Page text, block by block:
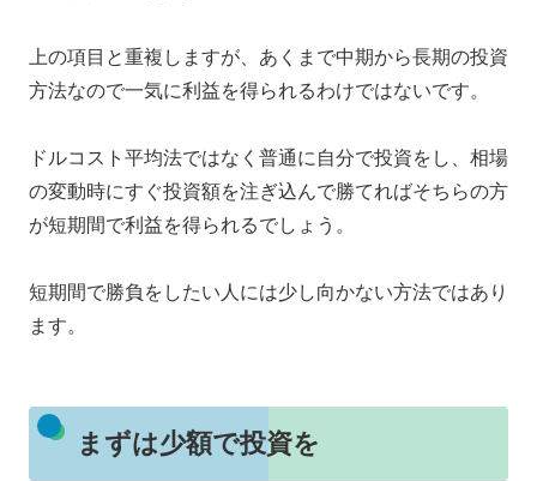
上の項目と重複しますが、あくまで中期から長期の投資
方法なので一気に利益を得られるわけではないです。
ドルコスト平均法ではなく普通に自分で投資をし、相場
の変動時にすぐ投資額を注ぎ込んで勝てればそちらの方
が短期間で利益を得られるでしょう。
短期間で勝負をしたい人には少し向かない方法ではあり
ます。
まずは少額で投資を